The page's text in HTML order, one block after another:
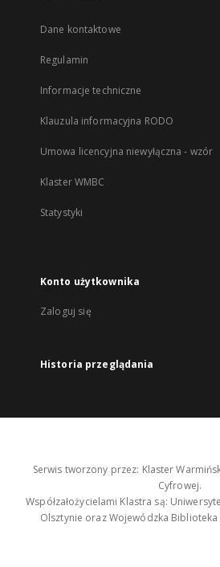
Dane kontaktowe
Regulamin
Informacje techniczne
Klauzula informacyjna RODO
Umowa licencyjna niewyłączna - wzór
Klaster WMBC
Statystyki
Konto użytkownika
Zaloguj się
Historia przeglądania
Serwis tworzony przez: Klaster
Cyfrowej.
Współzałożycielami Klastra są:
Olsztynie oraz Wojewódzka Biblioteka